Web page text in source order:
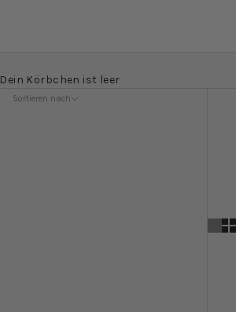
Dein Körbchen ist leer
Sortieren nach